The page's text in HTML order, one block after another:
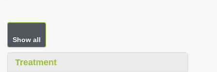
Show all
Treatment